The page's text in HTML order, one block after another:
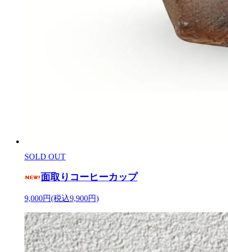
SOLD OUT
面取りコーヒーカップ
9,000円(税込9,900円)